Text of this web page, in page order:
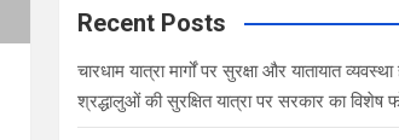
c
Recent Posts
चारधाम यात्रा मार्गों पर सुरक्षा और यातायात
श्रद्धालुओं की सुरक्षित यात्रा पर सरकार का विशेष